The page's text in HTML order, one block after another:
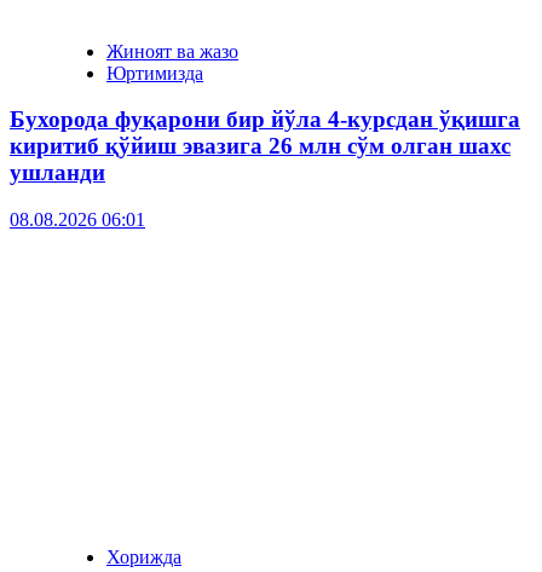
Жиноят ва жазо
Юртимизда
Бухорода фуқарони бир йўла 4-курсдан ўқишга
киритиб қўйиш эвазига 26 млн сўм олган шахс
ушланди
08.08.2026 06:01
Хорижда